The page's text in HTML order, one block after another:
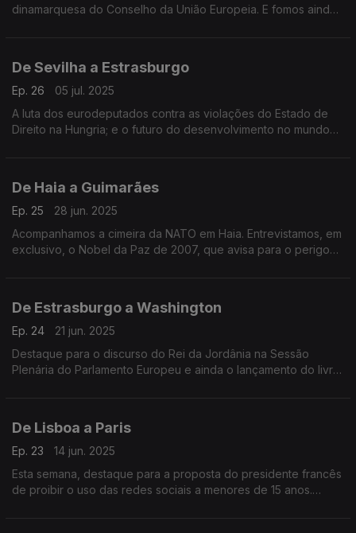
dinamarquesa do Conselho da União Europeia. E fomos ainda
De Sevilha a Estrasburgo
Ep. 26
05 jul. 2025
A luta dos eurodeputados contra as violações do Estado de
Direito na Hungria; e o futuro do desenvolvimento no mundo
De Haia a Guimarães
Ep. 25
28 jun. 2025
Acompanhamos a cimeira da NATO em Haia. Entrevistamos, em
exclusivo, o Nobel da Paz de 2007, que avisa para o perigo
De Estrasburgo a Washington
Ep. 24
21 jun. 2025
Destaque para o discurso do Rei da Jordânia na Sessão
Plenária do Parlamento Europeu e ainda o lançamento do livro
De Lisboa a Paris
Ep. 23
14 jun. 2025
Esta semana, destaque para a proposta do presidente francês
de proibir o uso das redes sociais a menores de 15 anos.